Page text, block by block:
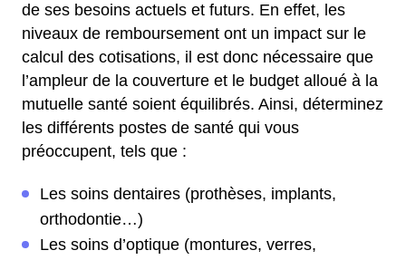
de ses besoins actuels et futurs. En effet, les
niveaux de remboursement ont un impact sur le
calcul des cotisations, il est donc nécessaire que
l’ampleur de la couverture et le budget alloué à la
mutuelle santé soient équilibrés. Ainsi, déterminez
les différents postes de santé qui vous
préoccupent, tels que :
Les soins dentaires (prothèses, implants,
orthodontie…)
Les soins d’optique (montures, verres,